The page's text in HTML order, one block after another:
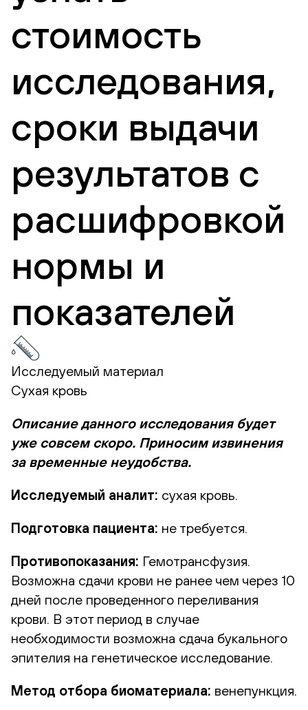
стоимость
исследования,
сроки выдачи
результатов с
расшифровкой
нормы и
показателей
Исследуемый материал
Сухая кровь
Описание данного исследования будет
уже совсем скоро. Приносим извинения
за временные неудобства.
Исследуемый аналит: сухая кровь.
Подготовка пациента: не требуется.
Противопоказания: Гемотрансфузия.
Возможна сдачи крови не ранее чем через 10
дней после проведенного переливания
крови. В этот период в случае
необходимости возможна сдача букального
эпителия на генетическое исследование.
Метод отбора биоматериала: венепункция.